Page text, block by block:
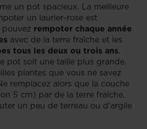
un pot spacieux. La meilleure
un laurier-rose est
pouvez rempoter chaque année
avec de la terre fraîche et les
tous les deux ou trois ans.
pot soit une taille plus grande.
plantes que vous ne savez
remplacez alors que la couche
5 cm) par de la terre fraîche.
un peu de terreau ou d’argile